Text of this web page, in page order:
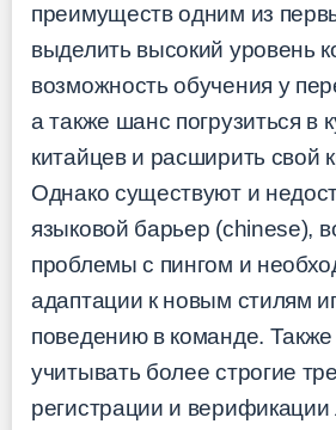
преимуществ одним из
выделить высокий уровень
возможность обучения у
а также шанс погрузиться в
китайцев и расширить свой
Однако существуют и
языковой барьер (chinese),
проблемы с пингом и
адаптации к новым стилям
поведению в команде. Также
учитывать более строгие
регистрации и верификации